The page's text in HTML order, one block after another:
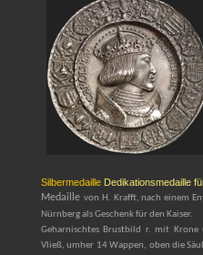
Silbermedaille Dedikationsmedaille
Medaille von H. Krafft, nach einem
Nürnberg als Geschenk für den Kaiser.
Geharnischtes Brustbild r. mit Krone
Vließ, umher 14 Wappen, oben die